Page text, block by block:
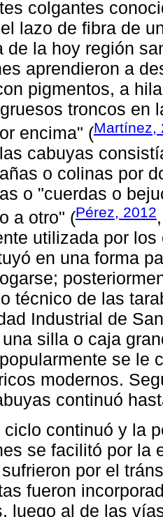
colgantes
lazo de fibra de
de la hoy región
aprendieron a
pigmentos, a
troncos en
encima" (Martínez,
cabuyas
o colinas por
o "cuerdas o
a otro" (Pérez, 2012
utilizada por
en una forma
técnico de las
Industrial de
silla o caja
se le
modernos.
continuó
ciclo continuó y la
se facilitó por la
por el
fueron
luego al de las